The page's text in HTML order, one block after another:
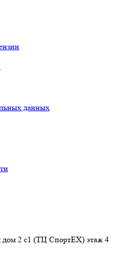
данных
дом 2 с1 (ТЦ СпортEX) этаж 4